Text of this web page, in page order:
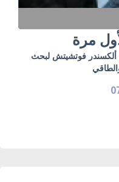
مرة
ألكسندر فوتشيتش لبحث